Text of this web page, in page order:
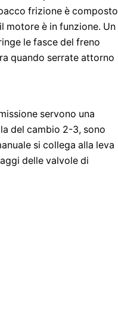
frizione è composto
motore è in funzione. Un
le fasce del freno
quando serrate attorno
servono una
del cambio 2-3, sono
si collega alla leva
delle valvole di